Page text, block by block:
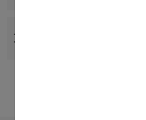
支援與服務